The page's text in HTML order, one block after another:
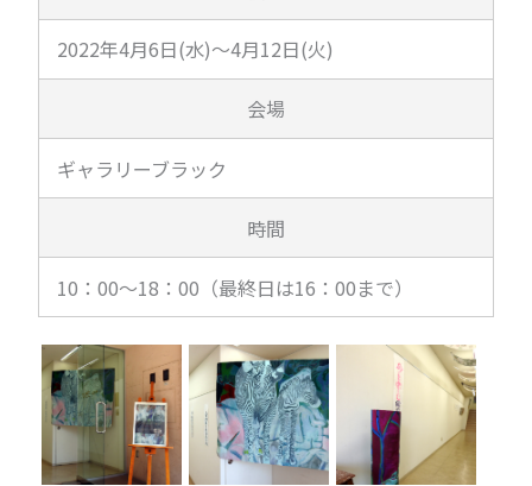
2022年4月6日(水)～4月12日(火)
会場
ギャラリーブラック
時間
10：00～18：00（最終日は16：00まで）